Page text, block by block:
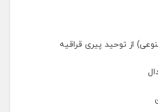
از توحید پیری قراقیه